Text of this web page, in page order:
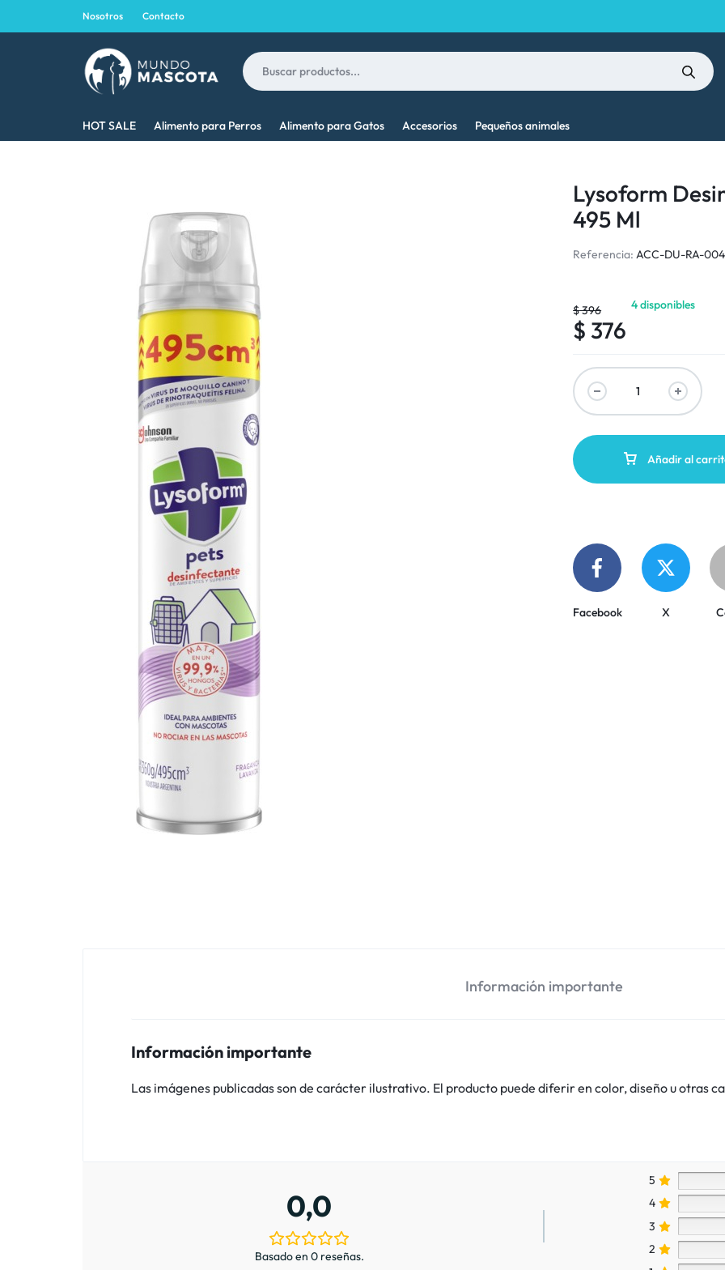
Nosotros Contacto
MASCOTA
MEJOR
MASCOTA
HOT SALE Alimento para Perros Alimento para Gatos Accesorios Pequeños animales
Lysoform
495 Ml
Referencia: ACC-DU-RA-004
$396
$ 376
4 disponibles
Añadir al
Facebook X
Información importante
Información importante
Las imágenes publicadas son de carácter ilustrativo. El producto puede diferir en color, diseño u otras
0,0
Basado en 0 reseñas.
5
4
3
2